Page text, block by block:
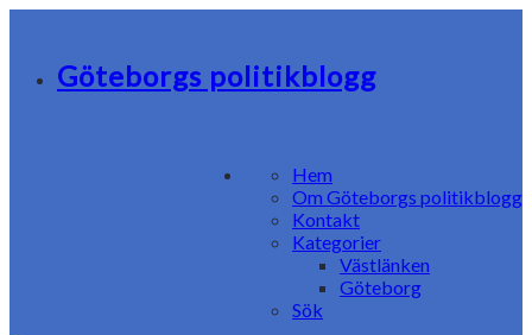
Göteborgs politikblogg
Hem
Om Göteborgs politikblogg
Kontakt
Kategorier
Västlänken
Göteborg
Sök